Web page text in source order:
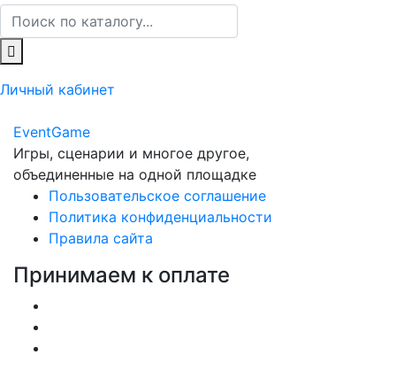
Личный кабинет
EventGame
Игры, сценарии и многое другое,
объединенные на одной площадке
Пользовательское соглашение
Политика конфиденциальности
Правила сайта
Принимаем к оплате